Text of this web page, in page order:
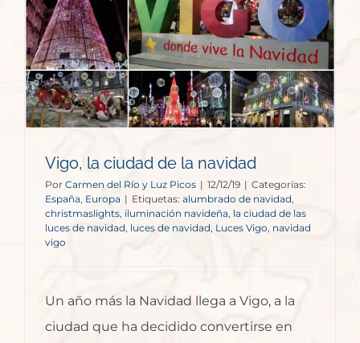
Vigo, la ciudad de la navidad
Por Carmen del Río y Luz Picos | 12/12/19 | Categorías:
España Europa | Etiquetas: alumbrado de navidad,
christmaslights iluminación navideña la ciudad de las
luces de navidad luces de navidad Luces Vigo, navidad
vigo
Un año más la Navidad llega a Vigo, a la
ciudad que ha decidido convertirse en